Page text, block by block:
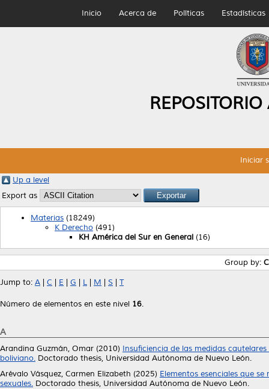
Inicio Acerca de Políticas Estadísticas
Iniciar
Up a level
Export as
Materias (18249)
K Derecho (491)
KH América del Sur en General (16)
Group by:
Jump to: A C E G L M S T
Número de elementos en este nivel 16.
A
Arandina Guzmán, Omar (2010) Insuficiencia de las medidas
boliviano. Doctorado thesis, Universidad Autónoma de Nuevo León.
Arévalo Vásquez, Carmen Elizabeth (2025) Elementos esenciales que
sexuales. Doctorado thesis, Universidad Autónoma de Nuevo León.